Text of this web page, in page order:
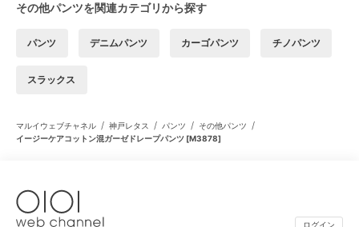
その他パンツを関連カテゴリから探す
パンツ デニムパンツ カーゴパンツ チノパンツ
スラックス
マルイウェブチャネル / 神戸レタス / パンツ / その他パンツ /
イージーケアコットン混ガーゼドレープパンツ [M3878]
ログイン